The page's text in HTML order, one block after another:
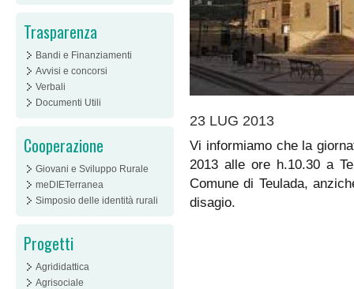
Trasparenza
Bandi e Finanziamenti
Avvisi e concorsi
Verbali
Documenti Utili
Cooperazione
Giovani e Sviluppo Rurale
meDIETerranea
Simposio delle identità rurali
Progetti
Agrididattica
Agrisociale
23 LUG 2013
Vi informiamo che la
2013 alle ore h.10.30 a
Comune di Teulada,
disagio.